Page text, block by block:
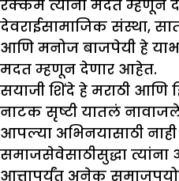
रक्कम त्यांना मदत म्हणून
देवराईसामाजिक संस्था,
आणि मनोज बाजपेयी हे
मदत म्हणून देणार आहेत.
सयाजी शिंदे हे मराठी आणि
नाटक सृष्टी यातलं
आपल्या अभिनयासाठी
समाजसेवेसाठीसुद्धा
आत्तापर्यंत अनेक